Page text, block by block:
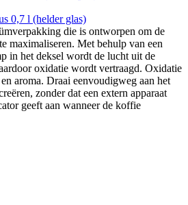
0,7 l (helder glas)
die is ontworpen om de
maximaliseren. Met behulp van een
in het deksel wordt de lucht uit de
oxidatie wordt vertraagd. Oxidatie
aroma. Draai eenvoudigweg aan het
zonder dat een extern apparaat
geeft aan wanneer de koffie